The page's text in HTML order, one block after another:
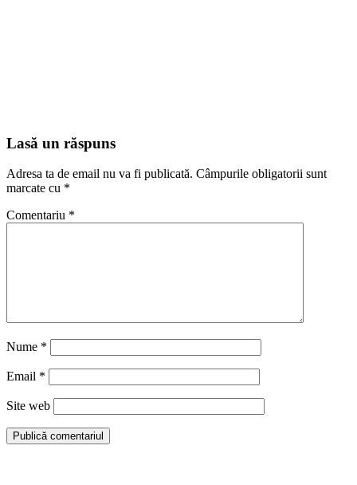
Lasă un răspuns
Adresa ta de email nu va fi publicată. Câmpurile obligatorii sunt
marcate cu *
Comentariu *
Nume *
Email *
Site web